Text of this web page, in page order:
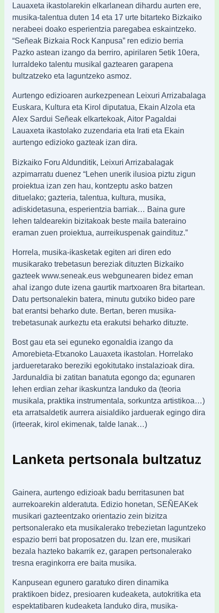
Lauaxeta ikastolarekin elkarlanean dihardu aurten ere,
musika-talentua duten 14 eta 17 urte bitarteko Bizkaiko
nerabeei doako esperientzia paregabea eskaintzeko.
“Señeak Bizkaia Rock Kanpusa” ren edizio berria
Pazko astean izango da berriro, apirilaren 5etik 10era,
lurraldeko talentu musikal gaztearen garapena
bultzatzeko eta laguntzeko asmoz.
Aurtengo edizioaren aurkezpenean Leixuri Arrizabalaga
Euskara, Kultura eta Kirol diputatua, Ekain Alzola eta
Alex Sardui Señeak elkartekoak, Aitor Pagaldai
Lauaxeta ikastolako zuzendaria eta Irati eta Ekain
aurtengo edizioko gazteak izan dira.
Bizkaiko Foru Aldunditik, Leixuri Arrizabalagak
azpimarratu duenez “Lehen unerik ilusioa piztu zigun
proiektua izan zen hau, kontzeptu asko batzen
dituelako; gazteria, talentua, kultura, musika,
adiskidetasuna, esperientzia barriak… Baina gure
lehen taldearekin bizitakoak beste maila bateraino
eraman zuen proiektua, aurreikuspenak gaindituz.”
Horrela, musika-ikasketak egiten ari diren edo
musikarako trebetasun bereziak dituzten Bizkaiko
gazteek www.seneak.eus webgunearen bidez eman
ahal izango dute izena gaurtik martxoaren 8ra bitartean.
Datu pertsonalekin batera, minutu gutxiko bideo pare
bat erantsi beharko dute. Bertan, beren musika-
trebetasunak aurkeztu eta erakutsi beharko dituzte.
Bost gau eta sei eguneko egonaldia izango da
Amorebieta-Etxanoko Lauaxeta ikastolan. Horrelako
jardueretarako bereziki egokitutako instalazioak dira.
Jardunaldia bi zatitan banatuta egongo da; egunaren
lehen erdian zehar ikaskuntza landuko da (teoria
musikala, praktika instrumentala, sorkuntza artistikoa…)
eta arratsaldetik aurrera aisialdiko jarduerak egingo dira
(irteerak, kirol ekimenak, talde lanak…)
Lanketa pertsonala bultzatuz
Gainera, aurtengo edizioak badu berritasunen bat
aurrekoarekin alderatuta. Edizio honetan, SEÑEAKek
musikari gazteentzako orientazio zein bizitza
pertsonalerako eta musikalerako trebezietan laguntzeko
espazio berri bat proposatzen du. Izan ere, musikari
bezala hazteko bakarrik ez, garapen pertsonalerako
tresna eraginkorra ere baita musika.
Kanpusean egunero garatuko diren dinamika
praktikoen bidez, presioaren kudeaketa, autokritika eta
espektatibaren kudeaketa landuko dira, musika-